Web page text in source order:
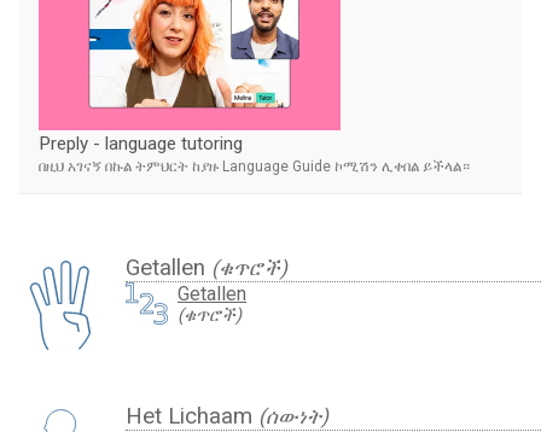
Getallen (ቁጥሮች)
Getallen
(ቁጥሮች)
Het Lichaam (ሰውነት)
Preply - language tutoring
በዚህ አገናኝ በኩል ትምህርት ከያዙ Language Guide ኮሚሽን ሊቀበል ይችላል።